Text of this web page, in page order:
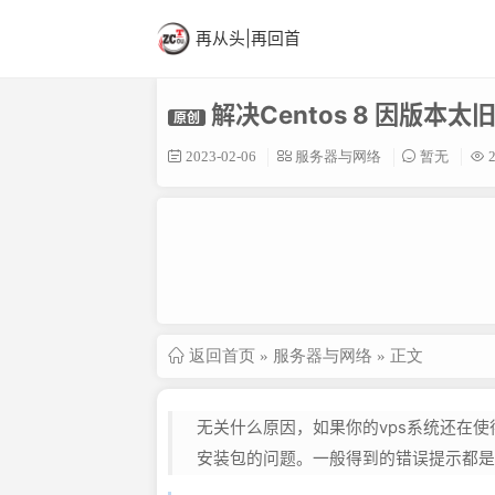
再从头|再回首
原创 解决Centos 8 因版本太
2023-02-06 服务器与网络 暂无
返回首页 » 服务器与网络 » 正文
无关什么原因，如果你的vps系统还在
安装包的问题。一般得到的错误提示